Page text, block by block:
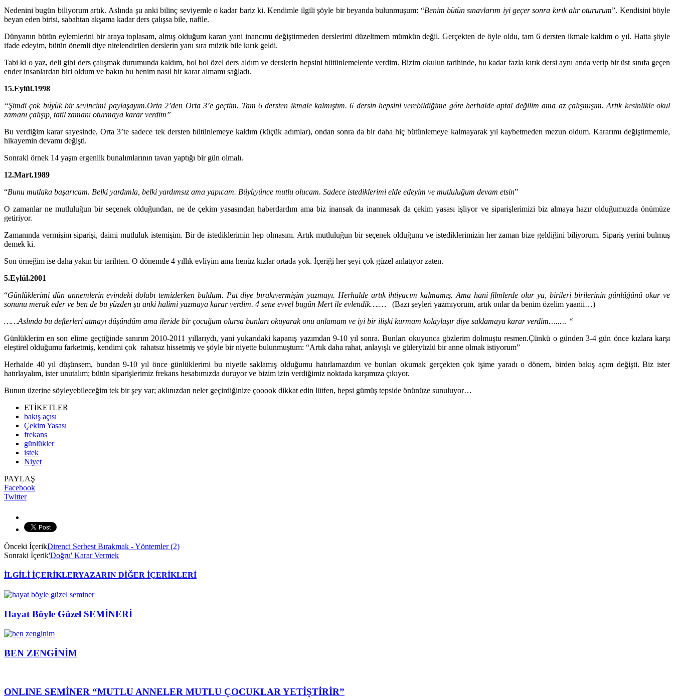
Nedenini bugün biliyorum artık. Aslında şu anki bilinç seviyemle o kadar bariz ki. Kendimle ilgili şöyle bir beyanda bulunmuşum: “Benim bütün sınavlarım iyi geçer sonra kırık alır otururum”. Kendisini böyle
beyan eden birisi, sabahtan akşama kadar ders çalışsa bile, nafile.
Dünyanın bütün eylemlerini bir araya toplasam, almış olduğum kararı yani inancımı değiştirmeden derslerimi düzeltmem mümkün değil. Gerçekten de öyle oldu, tam 6 dersten ikmale kaldım o yıl. Hatta şöyle
ifade edeyim, bütün önemli diye nitelendirilen derslerin yanı sıra müzik bile kırık geldi.
Tabi ki o yaz, deli gibi ders çalışmak durumunda kaldım, bol bol özel ders aldım ve derslerin hepsini bütünlemelerde verdim. Bizim okulun tarihinde, bu kadar fazla kırık dersi aynı anda verip bir üst sınıfa geçen
ender insanlardan biri oldum ve bakın bu benim nasıl bir karar almamı sağladı.
15.Eylül.1998
“Şimdi çok büyük bir sevincimi paylaşayım.Orta 2’den Orta 3’e geçtim. Tam 6 dersten ikmale kalmıştım. 6 dersin hepsini verebildiğime göre herhalde aptal değilim ama az çalışmışım. Artık kesinlikle okul
zamanı çalışıp, tatil zamanı oturmaya karar verdim”
Bu verdiğim karar sayesinde, Orta 3’te sadece tek dersten bütünlemeye kaldım (küçük adımlar), ondan sonra da bir daha hiç bütünlemeye kalmayarak yıl kaybetmeden mezun oldum. Kararımı değiştirmemle,
hikayemin devamı değişti.
Sonraki örnek 14 yaşın ergenlik bunalımlarının tavan yaptığı bir gün olmalı.
12.Mart.1989
“Bunu mutlaka başarıcam. Belki yardımla, belki yardımsız ama yapıcam. Büyüyünce mutlu olucam. Sadece istediklerimi elde edeyim ve mutluluğum devam etsin”
O zamanlar ne mutluluğun bir seçenek olduğundan, ne de çekim yasasından haberdardım ama biz inansak da inanmasak da çekim yasası işliyor ve siparişlerimizi biz almaya hazır olduğumuzda önümüze
getiriyor.
Zamanında vermişim siparişi, daimi mutluluk istemişim. Bir de istediklerimin hep olmasını. Artık mutluluğun bir seçenek olduğunu ve istediklerimizin her zaman bize geldiğini biliyorum. Sipariş yerini bulmuş
demek ki.
Son örneğim ise daha yakın bir tarihten. O dönemde 4 yıllık evliyim ama henüz kızlar ortada yok. İçeriği her şeyi çok güzel anlatıyor zaten.
5.Eylül.2001
“Günlüklerimi dün annemlerin evindeki dolabı temizlerken buldum. Pat diye bırakıvermişim yazmayı. Herhalde artık ihtiyacım kalmamış. Ama hani filmlerde olur ya, birileri birilerinin günlüğünü okur ve
sonunu merak eder ve ben de bu yüzden şu anki halimi yazmaya karar verdim. 4 sene evvel bugün Mert ile evlendik….… (Bazı şeyleri yazmıyorum, artık onlar da benim özelim yaanii…)
……Aslında bu defterleri atmayı düşündüm ama ileride bir çocuğum olursa bunları okuyarak onu anlamam ve iyi bir ilişki kurmam kolaylaşır diye saklamaya karar verdim…..… “
Günlüklerim en son elime geçtiğinde sanırım 2010-2011 yıllarıydı, yani yukarıdaki kapanış yazımdan 9-10 yıl sonra. Bunları okuyunca gözlerim dolmuştu resmen.Çünkü o günden 3-4 gün önce kızlara karşı
eleştirel olduğumu farketmiş, kendimi çok rahatsız hissetmiş ve şöyle bir niyette bulunmuştum: “Artık daha rahat, anlayışlı ve güleryüzlü bir anne olmak istiyorum”
Herhalde 40 yıl düşünsem, bundan 9-10 yıl önce günlüklerimi bu niyetle saklamış olduğumu hatırlamazdım ve bunları okumak gerçekten çok işime yaradı o dönem, birden bakış açım değişti. Biz ister
hatırlayalım, ister unutalım; bütün siparişlerimiz frekans hesabımızda duruyor ve bizim izin verdiğimiz noktada karşımıza çıkıyor.
Bunun üzerine söyleyebileceğim tek bir şey var; aklınızdan neler geçirdiğinize çooook dikkat edin lütfen, hepsi gümüş tepside önünüze sunuluyor…
ETİKETLER
bakış açısı
Çekim Yasası
frekans
günlükler
istek
Niyet
PAYLAŞ
Facebook
Twitter
Önceki İçerikDirenci Serbest Bırakmak - Yöntemler (2)
Sonraki İçerik'Doğru' Karar Vermek
İLGİLİ İÇERİKLERYAZARIN DİĞER İÇERİKLERİ
Hayat Böyle Güzel SEMİNERİ
BEN ZENGİNİM
ONLINE SEMİNER “MUTLU ANNELER MUTLU ÇOCUKLAR YETİŞTİRİR”